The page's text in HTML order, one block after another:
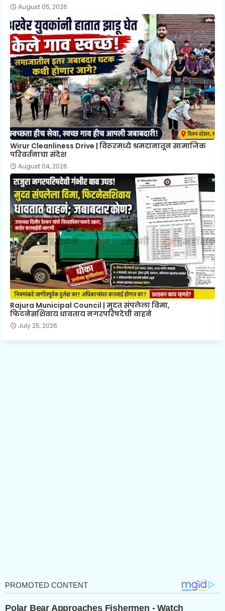
August 05, 2026
Wirur Cleanliness Drive | विरूरमध्ये श्रमदानातून सामाजिक
परिवर्तनाचा संदेश
August 04, 2026
Rajura Municipal Council | मुदत संपलेला विमा,
फिटनेसशिवाय धावताय नगरपरिषदेची वाहने
July 25, 2026